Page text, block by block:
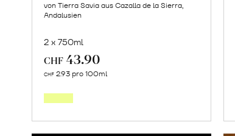
von Tierra Savia aus Cazalla de la Sierra,
Andalusien
2 x 750ml
CHF 43.90
CHF 2.93 pro 100ml